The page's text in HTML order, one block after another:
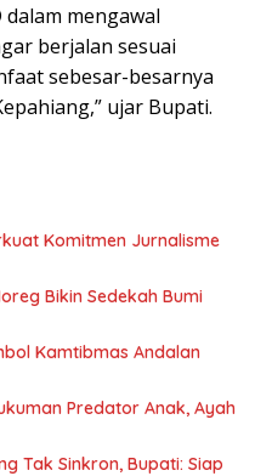
mengawal
berjalan sesuai
sebesar-besarnya
ujar Bupati.
Komitmen Jurnalisme
Bikin Sedekah Bumi
Kamtibmas Andalan
Predator Anak, Ayah
Tak Sinkron, Bupati: Siap